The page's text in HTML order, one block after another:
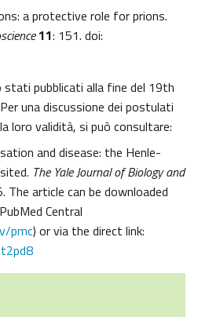
a protective role for prions.
11: 151. doi:
pubblicati alla fine del 19th
una discussione dei postulati
loro validità, si può consultare:
and disease: the Henle-
The Yale Journal of Biology and
The article can be downloaded
Central
pmc) or via the direct link: